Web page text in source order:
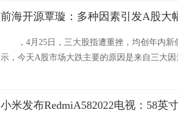
前海开源覃璇：多种因素引发A股大
，4月25日，三大股指遭重挫，均创年内
示，今天A股市场大跌主要的原因是来自三大
小米发布RedmiA582022电视：58英